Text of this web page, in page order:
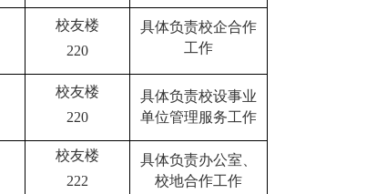
校友楼
220
具体负责校企合作
工作
校友楼
220
具体负责校设事业
单位管理服务工作
校友楼
222
具体负责办公室、
校地合作工作